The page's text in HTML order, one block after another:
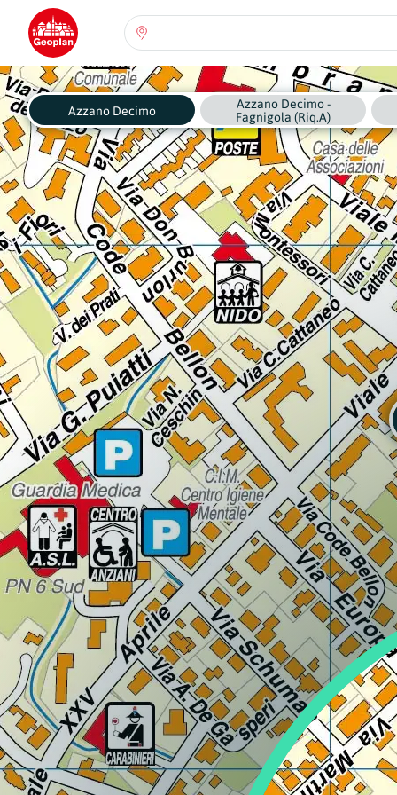
Abruzzo
Regione
Basilicata
Regione
Calabria
Regione
Campania
Regione
Emilia Romagna
Regione
Friuli-Venezia Giulia
Regione
Lazio
Regione
Liguria
Regione
Lombardia
Regione
Marche
Regione
Molise
Regione
Piemonte
Regione
Puglia
Regione
Sardegna
Azzano Decimo
Azzano Decimo -
Fagnigola (Riq.A)